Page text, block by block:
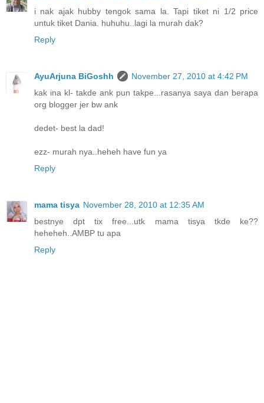
i nak ajak hubby tengok sama la. Tapi tiket ni 1/2 price
untuk tiket Dania. huhuhu..lagi la murah dak?
Reply
AyuArjuna BiGoshh
November 27, 2010 at 4:42 PM
kak ina kl- takde ank pun takpe...rasanya saya dan berapa
org blogger jer bw ank
dedet- best la dad!
ezz- murah nya..heheh have fun ya
Reply
mama tisya November 28, 2010 at 12:35 AM
bestnye dpt tix free...utk mama tisya tkde ke??
heheheh..AMBP tu apa
Reply